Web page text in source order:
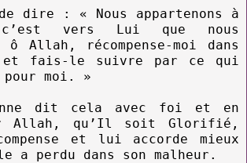
dire : « Nous appartenons à
vers Lui que nous
Allah, récompense-moi dans
et fais-le suivre par ce qui
moi. »
dit cela avec foi et en
Allah, qu’Il soit Glorifié,
et lui accorde mieux
a perdu dans son malheur.